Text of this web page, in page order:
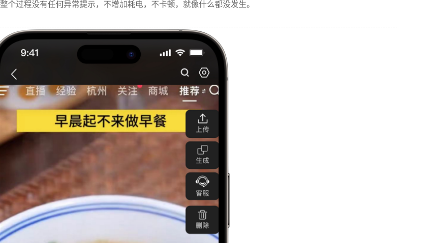
整个过程没有任何异常提示，不增加耗电，不卡顿，就像什么都没发生。